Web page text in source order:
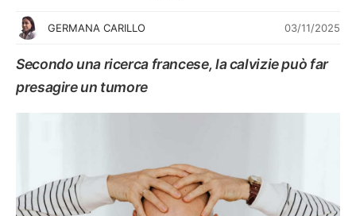
GERMANA CARILLO 03/11/2025
Secondo una ricerca francese, la calvizie può far
presagire un tumore